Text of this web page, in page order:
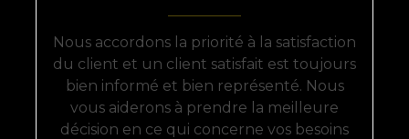
Nous accordons la priorité à la satisfaction
du client et un client satisfait est toujours
bien informé et bien représenté. Nous
vous aiderons à prendre la meilleure
décision en ce qui concerne vos besoins